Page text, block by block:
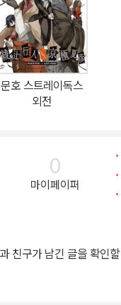
이는 작품으로, 발매 즉시
연금술사, DARKER
메이션이 방영되어 호평
문호 스트레이독스
외전
0
마이페이퍼
친구가 남긴 글을 확인